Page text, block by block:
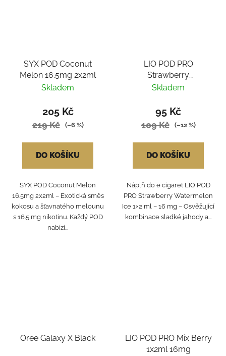
SYX POD Coconut
Melon 16.5mg 2x2ml
Skladem
205 Kč
219 Kč (–6 %)
DO KOŠÍKU
SYX POD Coconut Melon
16.5mg 2x2ml – Exotická směs
kokosu a šťavnatého melounu
s 16.5 mg nikotinu. Každý POD
nabízí...
LIO POD PRO
Strawberry
Watermelon Ice 1x2ml
Skladem
95 Kč
109 Kč (–12 %)
DO KOŠÍKU
Náplň do e cigaret LIO POD
PRO Strawberry Watermelon
Ice 1×2 ml – 16 mg – Osvěžující
kombinace sladké jahody a...
Oree Galaxy X Black
LIO POD PRO Mix Berry
1x2ml 16mg